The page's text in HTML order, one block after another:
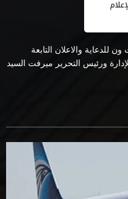
والاعلان التابعة
ورئيس التحرير ميرفت السيد